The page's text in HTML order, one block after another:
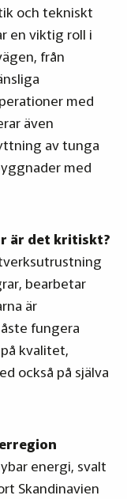
och tekniskt
en viktig roll i
från
med
även
av tunga
med
är det kritiskt?
bearbetar
är
fungera
kvalitet,
också på själva
energi, svalt
Skandinavien